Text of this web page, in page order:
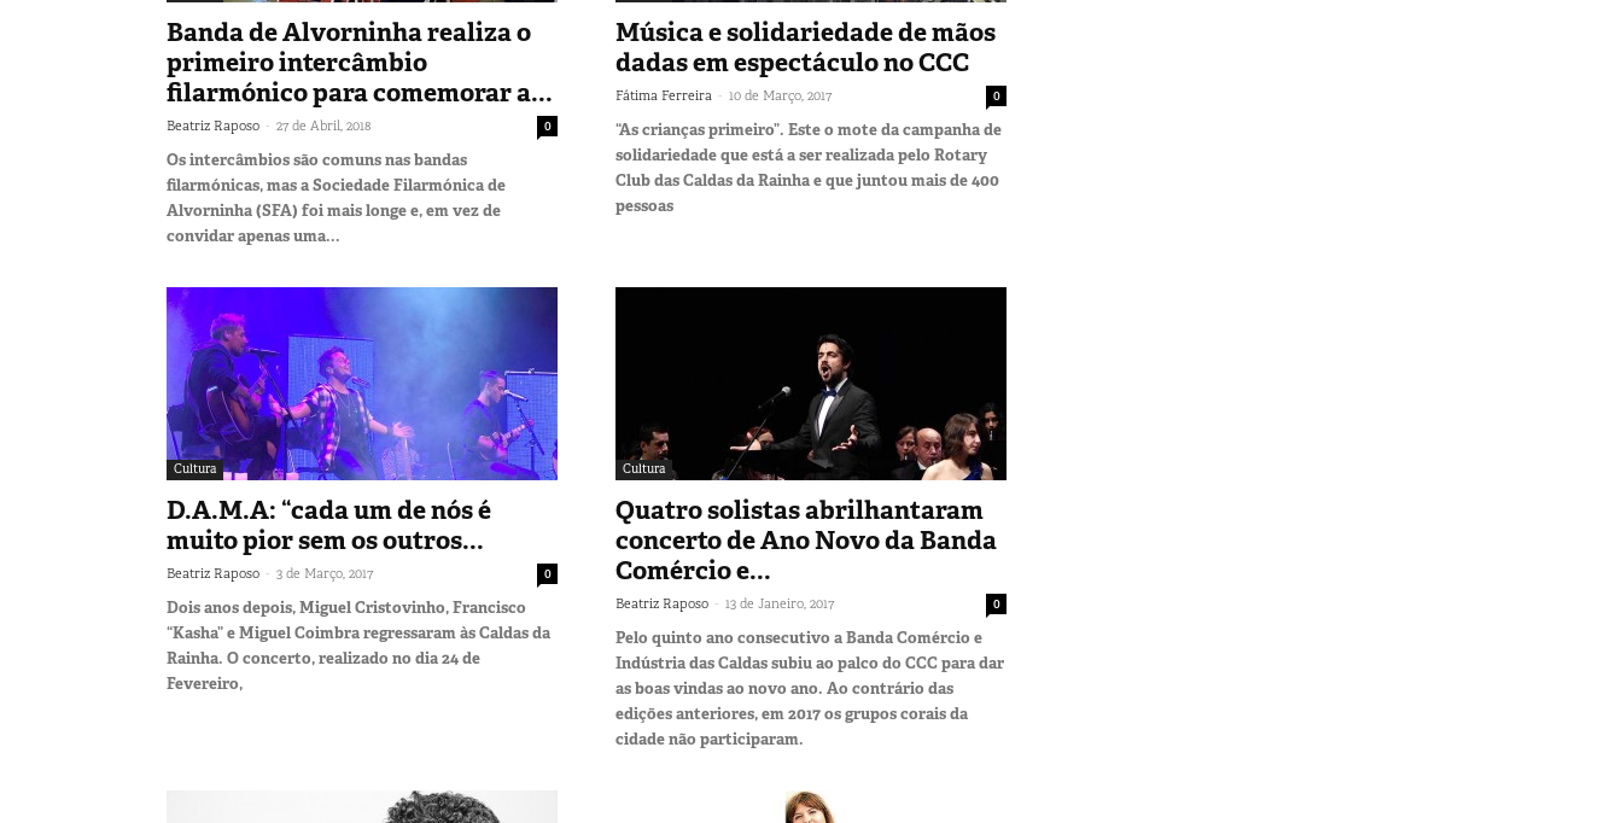
Banda de Alvorninha realiza o
primeiro intercâmbio
filarmónico para comemorar a...
Beatriz Raposo - 27 de Abril, 2018 0
Os intercâmbios são comuns nas bandas
filarmónicas, mas a Sociedade Filarmónica de
Alvorninha (SFA) foi mais longe e, em vez de
convidar apenas uma...
Música e solidariedade de mãos
dadas em espectáculo no CCC
Fátima Ferreira - 10 de Março, 2017 0
“As crianças primeiro”. Este o mote da campanha de
solidariedade que está a ser realizada pelo Rotary
Club das Caldas da Rainha e que juntou mais de 400
pessoas
Cultura
D.A.M.A: “cada um de nós é
muito pior sem os outros...
Beatriz Raposo - 3 de Março, 2017 0
Dois anos depois, Miguel Cristovinho, Francisco
“Kasha” e Miguel Coimbra regressaram às Caldas da
Rainha. O concerto, realizado no dia 24 de
Fevereiro,
Cultura
Quatro solistas abrilhantaram
concerto de Ano Novo da Banda
Comércio e...
Beatriz Raposo - 13 de Janeiro, 2017 0
Pelo quinto ano consecutivo a Banda Comércio e
Indústria das Caldas subiu ao palco do CCC para dar
as boas vindas ao novo ano. Ao contrário das
edições anteriores, em 2017 os grupos corais da
cidade não participaram.